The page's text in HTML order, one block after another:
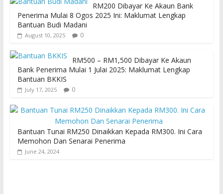
RM200 Dibayar Ke Akaun Bank
Penerima Mulai 8 Ogos 2025 Ini: Maklumat Lengkap
Bantuan Budi Madani
August 10, 2025 0
RM500 – RM1,500 Dibayar Ke Akaun
Bank Penerima Mulai 1 Julai 2025: Maklumat Lengkap
Bantuan BKKIS
July 17, 2025 0
Bantuan Tunai RM250 Dinaikkan Kepada RM300. Ini Cara
Memohon Dan Senarai Penerima
June 24, 2024